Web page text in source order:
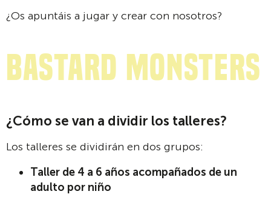
¿Os apuntáis a jugar y crear con nosotros?
Bastard monsters
¿Cómo se van a dividir los talleres?
Los talleres se dividirán en dos grupos:
Taller de 4 a 6 años acompañados de un
adulto por niño